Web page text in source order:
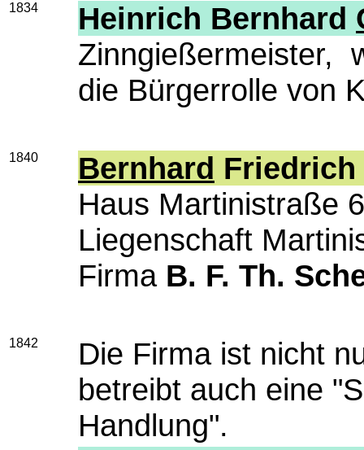
1834 Heinrich Bernhard
Zinngießermeister,
die Bürgerrolle von
1840 Bernhard Friedrich
Haus Martinistraße
Liegenschaft
Firma B. F. Th.
1842
Die Firma ist nicht
betreibt auch eine
Handlung".